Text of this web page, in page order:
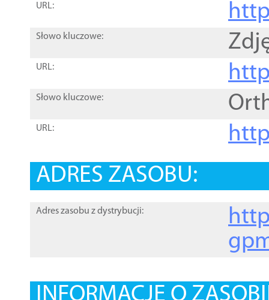
URL:
Słowo kluczowe:
URL:
Słowo kluczowe:
URL:
ADRES ZASOBU:
Adres zasobu z dystrybucji:
INFORMACJE O